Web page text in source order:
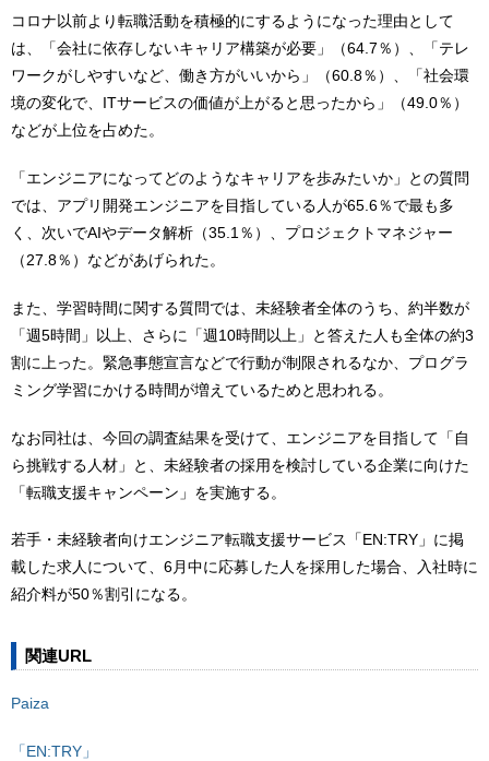
コロナ以前より転職活動を積極的にするようになった理由として
は、「会社に依存しないキャリア構築が必要」（64.7％）、「テレ
ワークがしやすいなど、働き方がいいから」（60.8％）、「社会環
境の変化で、ITサービスの価値が上がると思ったから」（49.0％）
などが上位を占めた。
「エンジニアになってどのようなキャリアを歩みたいか」との質問
では、アプリ開発エンジニアを目指している人が65.6％で最も多
く、次いでAIやデータ解析（35.1％）、プロジェクトマネジャー
（27.8％）などがあげられた。
また、学習時間に関する質問では、未経験者全体のうち、約半数が
「週5時間」以上、さらに「週10時間以上」と答えた人も全体の約3
割に上った。緊急事態宣言などで行動が制限されるなか、プログラ
ミング学習にかける時間が増えているためと思われる。
なお同社は、今回の調査結果を受けて、エンジニアを目指して「自
ら挑戦する人材」と、未経験者の採用を検討している企業に向けた
「転職支援キャンペーン」を実施する。
若手・未経験者向けエンジニア転職支援サービス「EN:TRY」に掲
載した求人について、6月中に応募した人を採用した場合、入社時に
紹介料が50％割引になる。
関連URL
Paiza
「EN:TRY」